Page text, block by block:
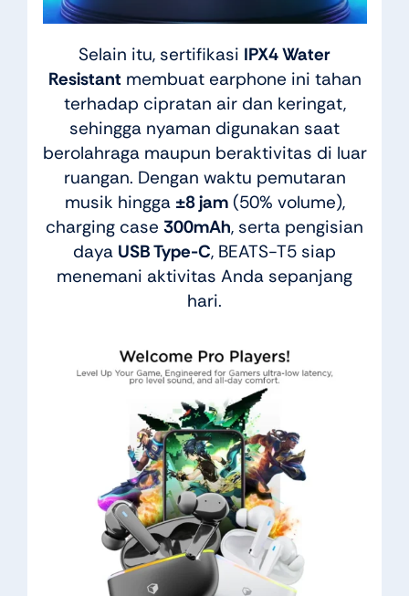
Selain itu, sertifikasi IPX4 Water
Resistant membuat earphone ini tahan
terhadap cipratan air dan keringat,
sehingga nyaman digunakan saat
berolahraga maupun beraktivitas di luar
ruangan. Dengan waktu pemutaran
musik hingga ±8 jam(50% volume),
charging case 300mAh, serta pengisian
daya USB Type-C, BEATS-T5 siap
menemani aktivitas Anda sepanjang
hari.